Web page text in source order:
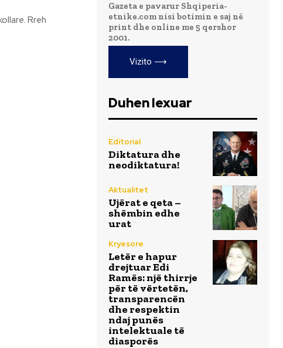
Gazeta e pavarur Shqiperia-
etnike.com nisi botimin e saj në
print dhe online me 5 qershor
2001.
Vizito ⟶
Duhen lexuar
Editorial
Diktatura dhe
neodiktatura!
Aktualitet
Ujërat e qeta –
shëmbin edhe
urat
Kryesore
Letër e hapur
drejtuar Edi
Ramës: një thirrje
për të vërtetën,
transparencën
dhe respektin
ndaj punës
intelektuale të
diasporës